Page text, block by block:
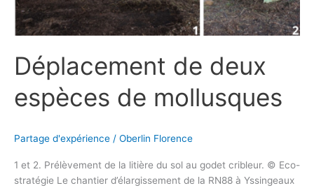
Déplacement de deux
espèces de mollusques
Partage d'expérience / Oberlin Florence
1 et 2. Prélèvement de la litière du sol au godet cribleur. © Eco-
stratégie Le chantier d’élargissement de la RN88 à Yssingeaux